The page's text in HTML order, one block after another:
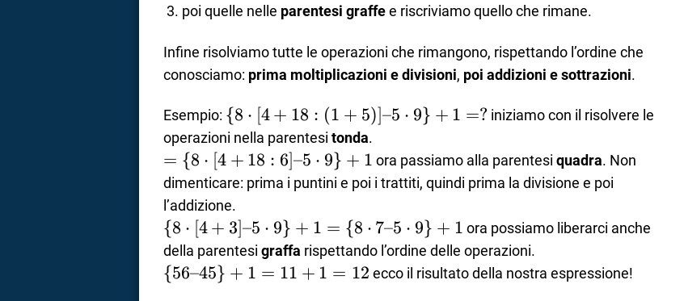
poi quelle nelle parentesi graffee riscriviamo quello che rimane.
Infine risolviamo tutte le operazioni che rimangono, rispettando l’ordine che
conosciamo: prima moltiplicazioni e divisioni, poi addizioni e sottrazioni.
Esempio: \{8
\cdot
[4 +
18 :
(1 +
5)] –
5
\cdot
9 \}
{8 ⋅ [4 + 18 : (1 + 5)]–5 ⋅ 9} + 1 =? iniziamo con il risolvere le
operazioni nella parentesi tonda.
= \
{8
\cdot
[4 +
18 :
6] – 5
\cdot
= {8 ⋅ [4 + 18 : 6]–5 ⋅ 9} + 1 ora passiamo alla parentesi quadra. Non
dimenticare: prima i puntini e poi i trattiti, quindi prima la divisione e poi
l’addizione.
\{8
\cdot
[4 +
{8 ⋅ [4 + 3]–5 ⋅ 9} + 1 = {8 ⋅ 7–5 ⋅ 9} + 1 ora possiamo liberarci anche
della parentesi graffa rispettando l’ordine delle operazioni.
\{
{56–45} + 1 = 11 + 1 = 12 ecco il risultato della nostra espressione!